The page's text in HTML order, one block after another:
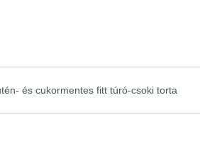
és cukormentes fitt túró-csoki torta